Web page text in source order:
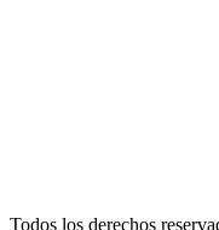
Todos los derechos